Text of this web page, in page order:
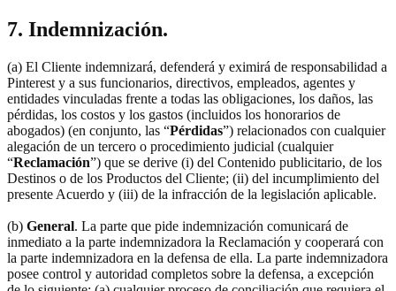
7. Indemnización.
(a) El Cliente indemnizará, defenderá y eximirá de responsabilidad a
Pinterest y a sus funcionarios, directivos, empleados, agentes y
entidades vinculadas frente a todas las obligaciones, los daños, las
pérdidas, los costos y los gastos (incluidos los honorarios de
abogados) (en conjunto, las “Pérdidas”) relacionados con cualquier
alegación de un tercero o procedimiento judicial (cualquier
“Reclamación”) que se derive (i) del Contenido publicitario, de los
Destinos o de los Productos del Cliente; (ii) del incumplimiento del
presente Acuerdo y (iii) de la infracción de la legislación aplicable.
(b) General. La parte que pide indemnización comunicará de
inmediato a la parte indemnizadora la Reclamación y cooperará con
la parte indemnizadora en la defensa de ella. La parte indemnizadora
posee control y autoridad completos sobre la defensa, a excepción